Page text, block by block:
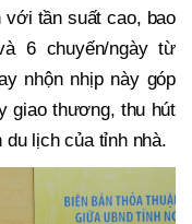
với tần suất cao, bao
6 chuyến/ngày từ
nhộn nhịp này góp
giao thương, thu hút
lịch của tỉnh nhà.